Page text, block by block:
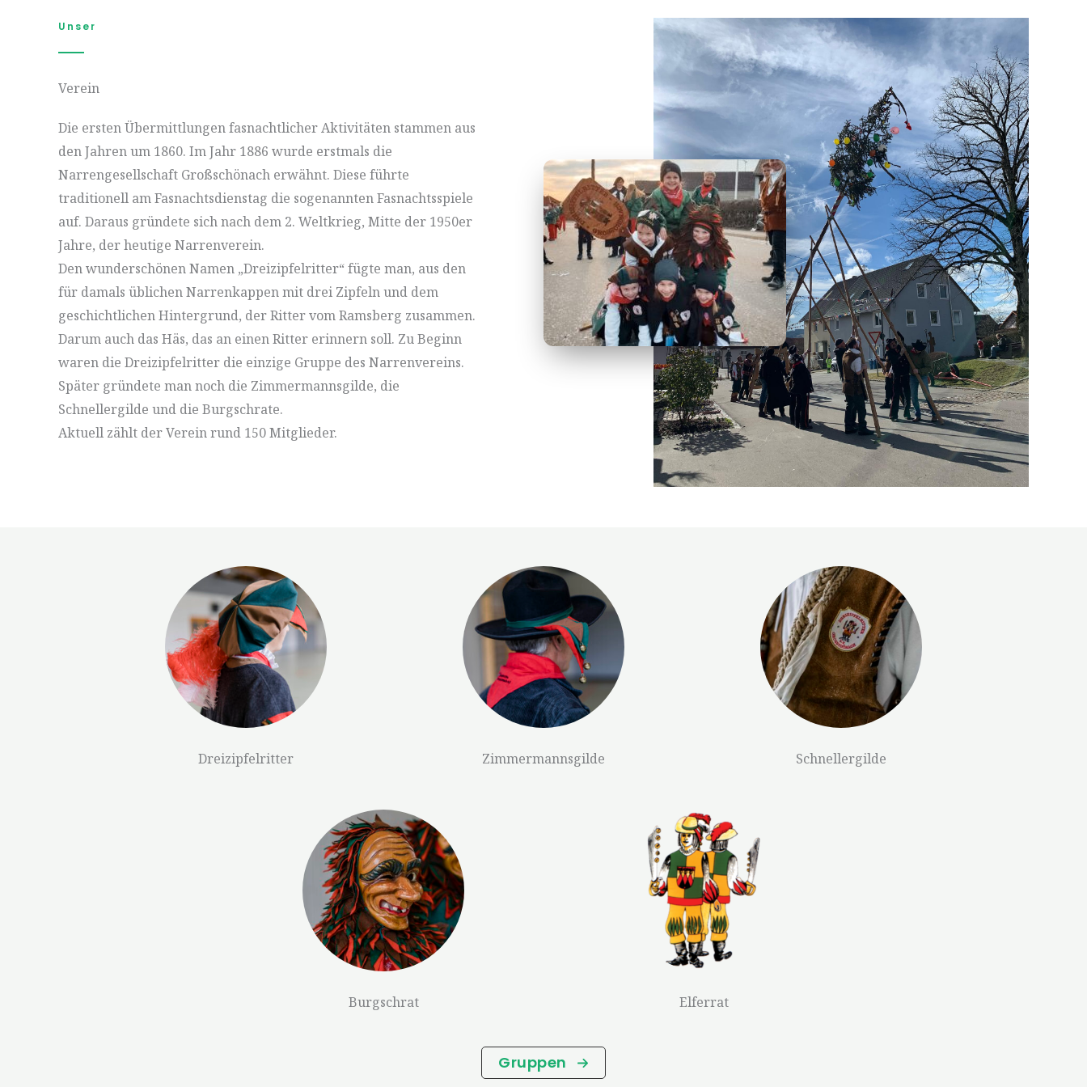
Unser
Verein
Die ersten Übermittlungen fasnachtlicher Aktivitäten stammen aus
den Jahren um 1860. Im Jahr 1886 wurde erstmals die
Narrengesellschaft Großschönach erwähnt. Diese führte
traditionell am Fasnachtsdienstag die sogenannten Fasnachtsspiele
auf. Daraus gründete sich nach dem 2. Weltkrieg, Mitte der 1950er
Jahre, der heutige Narrenverein.
Den wunderschönen Namen „Dreizipfelritter“ fügte man, aus den
für damals üblichen Narrenkappen mit drei Zipfeln und dem
geschichtlichen Hintergrund, der Ritter vom Ramsberg zusammen.
Darum auch das Häs, das an einen Ritter erinnern soll. Zu Beginn
waren die Dreizipfelritter die einzige Gruppe des Narrenvereins.
Später gründete man noch die Zimmermannsgilde, die
Schnellergilde und die Burgschrate.
Aktuell zählt der Verein rund 150 Mitglieder.
Dreizipfelritter Zimmermannsgilde Schnellergilde
Burgschrat Elferrat
Gruppen